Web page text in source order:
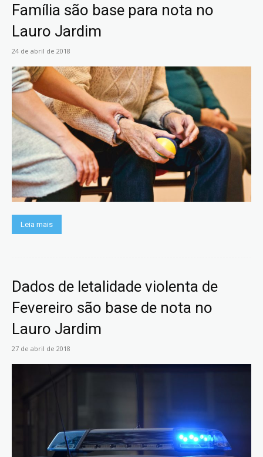
Família são base para nota no
Lauro Jardim
24 de abril de 2018
Leia mais
Dados de letalidade violenta de
Fevereiro são base de nota no
Lauro Jardim
27 de abril de 2018